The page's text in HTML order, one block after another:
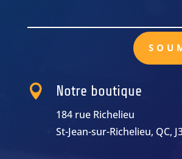
 Notre boutique
184 rue Richelieu
St-Jean-sur-Richelieu, QC,